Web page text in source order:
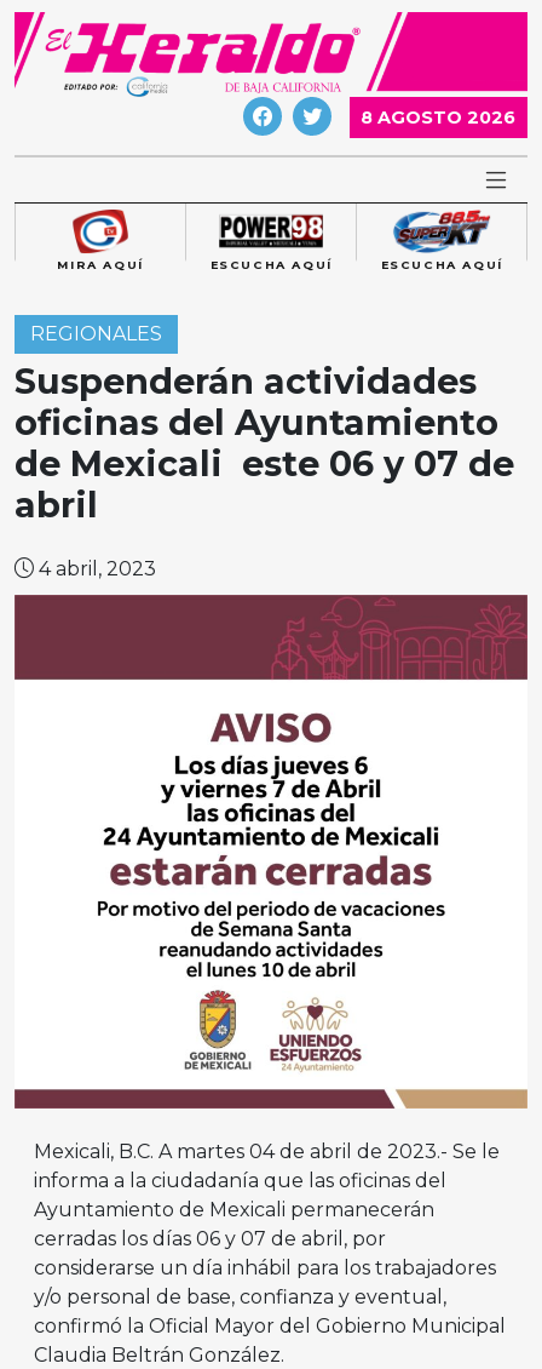
Skip
content
8 AGOSTO 2026
MIRA AQUÍ ESCUCHA AQUÍ ESCUCHA AQUÍ
REGIONALES
Suspenderán actividades
oficinas del Ayuntamiento
de Mexicali este 06 y 07 de
abril
4 abril, 2023
Mexicali, B.C. A martes 04 de abril de 2023.- Se le
informa a la ciudadanía que las oficinas del
Ayuntamiento de Mexicali permanecerán
cerradas los días 06 y 07 de abril, por
considerarse un día inhábil para los trabajadores
y/o personal de base, confianza y eventual,
confirmó la Oficial Mayor del Gobierno Municipal
Claudia Beltrán González.